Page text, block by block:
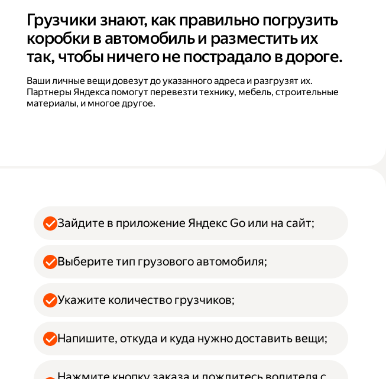
Грузчики знают, как правильно погрузить
коробки в автомобиль и разместить их
так, чтобы ничего не пострадало в дороге.
Ваши личные вещи довезут до указанного адреса и разгрузят их.
Партнеры Яндекса помогут перевезти технику, мебель, строительные
материалы, и многое другое.
Зайдите в приложение Яндекс Go или на сайт;
Выберите тип грузового автомобиля;
Укажите количество грузчиков;
Напишите, откуда и куда нужно доставить вещи;